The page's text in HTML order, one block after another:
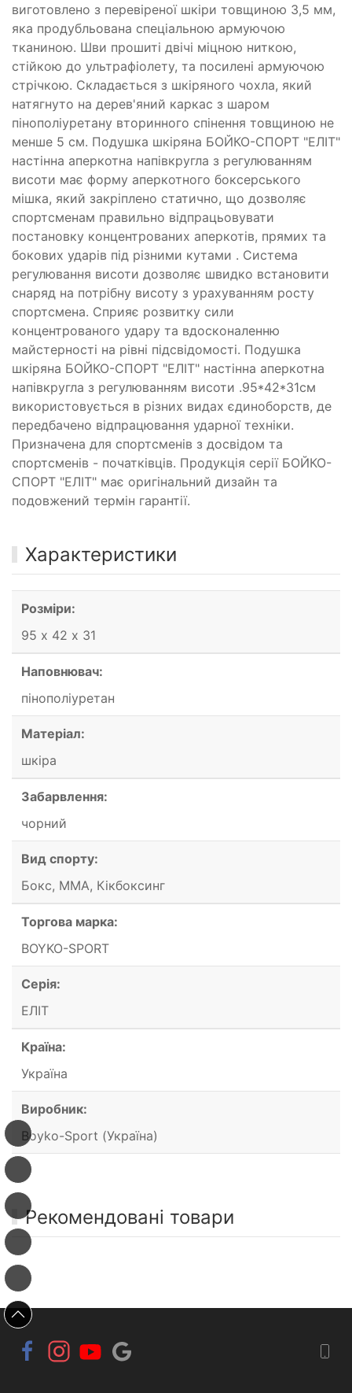
виготовлено з перевіреної шкіри товщиною 3,5 мм,
яка продубльована спеціальною армуючою
тканиною. Шви прошиті двічі міцною ниткою,
стійкою до ультрафіолету, та посилені армуючою
стрічкою. Складається з шкіряного чохла, який
натягнуто на дерев'яний каркас з шаром
пінополіуретану вторинного спінення товщиною не
менше 5 см. Подушка шкіряна БОЙКО-СПОРТ "ЕЛІТ"
настінна аперкотна напівкругла з регулюванням
висоти має форму аперкотного боксерського
мішка, який закріплено статично, що дозволяє
спортсменам правильно відпрацьовувати
постановку концентрованих аперкотів, прямих та
бокових ударів під різними кутами . Система
регулювання висоти дозволяє швидко встановити
снаряд на потрібну висоту з урахуванням росту
спортсмена. Сприяє розвитку сили
концентрованого удару та вдосконаленню
майстерності на рівні підсвідомості. Подушка
шкіряна БОЙКО-СПОРТ "ЕЛІТ" настінна аперкотна
напівкругла з регулюванням висоти .95*42*31см
використовується в різних видах єдиноборств, де
передбачено відпрацювання ударної техніки.
Призначена для спортсменів з досвідом та
спортсменів - початківців. Продукція серії БОЙКО-
СПОРТ "ЕЛІТ" має оригінальний дизайн та
подовжений термін гарантії.
Характеристики
Розміри:
95 х 42 х 31
Наповнювач:
пінополіуретан
Матеріал:
шкіра
Забарвлення:
чорний
Вид спорту:
Бокс, ММА, Кікбоксинг
Торгова марка:
BOYKO-SPORT
Серія:
ЕЛІТ
Країна:
Україна
Виробник:
Boyko-Sport (Україна)
Рекомендовані товари